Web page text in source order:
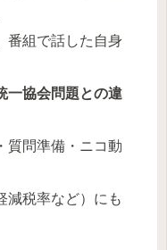
番組で話した自身
一協会問題との違
質問準備・ニコ動
減税率など）にも